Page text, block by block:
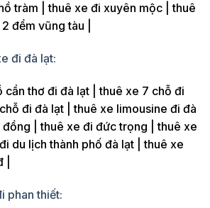
tràm | thuê xe đi xuyên mộc | thuê
đểm vũng tàu |
đi đà lạt:
cần thơ đi đà lạt | thuê xe 7 chỗ đi
đi đà lạt | thuê xe limousine đi đà
| thuê xe đi đức trọng | thuê xe
du lịch thành phố đà lạt | thuê xe
phan thiết: